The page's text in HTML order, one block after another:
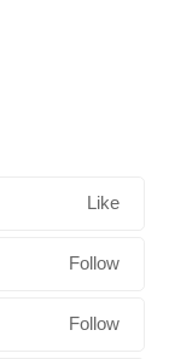
Like
Follow
Follow